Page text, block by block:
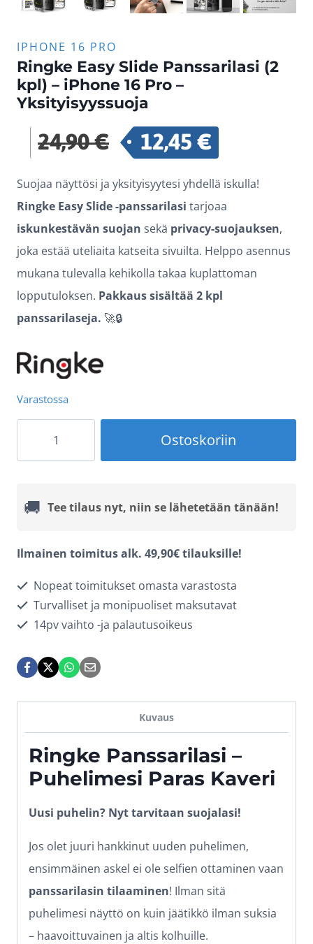
IPHONE 16 PRO
Ringke Easy Slide Panssarilasi (2
kpl) – iPhone 16 Pro –
Yksityisyyssuoja
24,90€ Alkuperäinen
oli:
24,90 €.
12,45€
12,45 €.
Suojaa näyttösi ja yksityisyytesi yhdellä iskulla!
Ringke Easy Slide -panssarilasi tarjoaa
iskunkestävän suojan sekä privacy-suojauksen,
joka estää uteliaita katseita sivuilta. Helppo asennus
mukana tulevalla kehikolla takaa kuplattoman
lopputuloksen. Pakkaus sisältää 2 kpl
panssarilaseja. 🚀🔒
Varastossa
Panssarilasi
iPhone
16
Pro
Yksityisyyssuoja
määrä
Ostoskoriin
🚚 Tee tilaus nyt, niin se lähetetään tänään!
Ilmainen toimitus alk. 49,90€ tilauksille!
Nopeat toimitukset omasta varastosta
Turvalliset ja monipuoliset maksutavat
14pv vaihto -ja palautusoikeus
Kuvaus
Ringke Panssarilasi –
Puhelimesi Paras Kaveri
Uusi puhelin? Nyt tarvitaan suojalasi!
Jos olet juuri hankkinut uuden puhelimen,
ensimmäinen askel ei ole selfien ottaminen vaan
panssarilasin tilaaminen! Ilman sitä
puhelimesi näyttö on kuin jäätikkö ilman suksia
– haavoittuvainen ja altis kolhuille.